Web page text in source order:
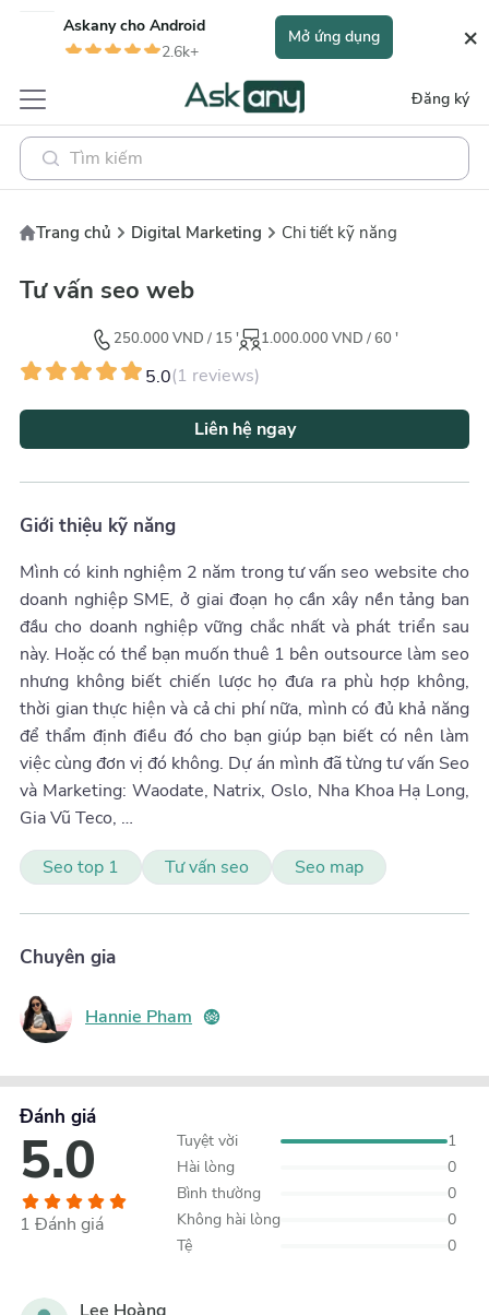
Askany cho Android
2.6k+
Mở ứng dụng ×
Đăng ký
Trang chủ Digital Marketing Chi tiết kỹ năng
Tư vấn seo web
250.000 VND / 15' 1.000.000 VND /60 '
5.0(1 reviews)
Liên hệ ngay
Giới thiệu kỹ năng
Mình có kinh nghiệm 2 năm trong tư vấn seo website cho
doanh nghiệp SME, ở giai đoạn họ cần xây nền tảng ban
đầu cho doanh nghiệp vững chắc nhất và phát triển sau
này. Hoặc có thể bạn muốn thuê 1 bên outsource làm seo
nhưng không biết chiến lược họ đưa ra phù hợp không,
thời gian thực hiện và cả chi phí nữa, mình có đủ khả năng
để thẩm định điều đó cho bạn giúp bạn biết có nên làm
việc cùng đơn vị đó không. Dự án mình đã từng tư vấn Seo
và Marketing: Waodate, Natrix, Oslo, Nha Khoa Hạ Long,
Gia Vũ Teco, …
Seo top 1 Tư vấn seo Seo map
Chuyên gia
Hannie Pham
Đánh giá
5.0
1 Đánh giá
Tuyệt vời
1
Hài lòng
0
Bình thường
0
Không hài lòng
0
Tệ
0
Lee Hoàng